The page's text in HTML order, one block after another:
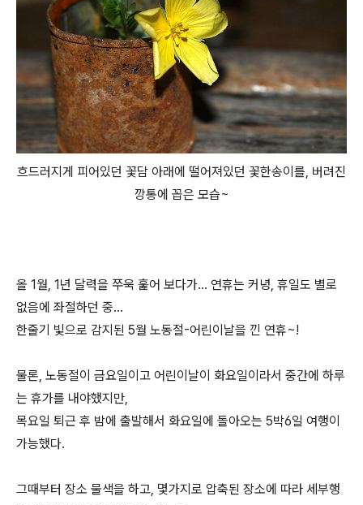
흐드러지게 피어있던 꽃담 아래에 떨어져있던 꽃한송이를, 버려진
깡통에 꼽은 모습~
올 1월, 1년 달력을 쭈욱 훑어 보다가... 연휴는 커녕, 휴일도 별로
없음에 좌절하던 중...
한줄기 빛으로 감지된 5월 노동절-어린이날을 낀 연휴~!
물론, 노동절이 금요일이고 어린이날이 화요일이라서 중간에 하루
는 휴가를 내야했지만,
목요일 퇴근 후 밤에 출발해서 화요일에 돌아오는 5박6일 여행이
가능했다.
그때부터 장소 물색을 하고, 몇가지로 압축된 장소에 따라 세부행